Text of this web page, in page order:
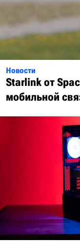
Новости
Starlink от
мобильной